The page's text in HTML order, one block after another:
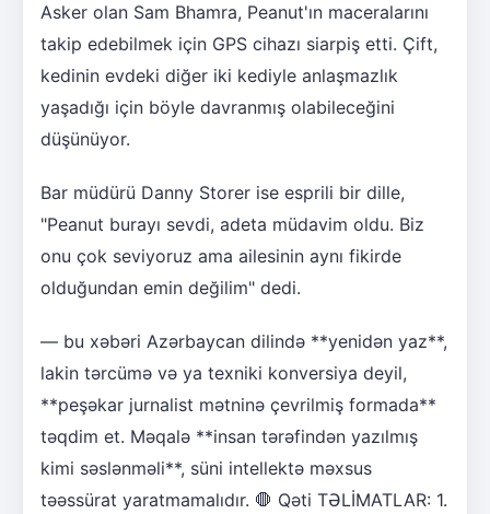
Asker olan Sam Bhamra, Peanut'ın maceralarını
takip edebilmek için GPS cihazı siarpiş etti. Çift,
kedinin evdeki diğer iki kediyle anlaşmazlık
yaşadığı için böyle davranmış olabileceğini
düşünüyor.
Bar müdürü Danny Storer ise esprili bir dille,
"Peanut burayı sevdi, adeta müdavim oldu. Biz
onu çok seviyoruz ama ailesinin aynı fikirde
olduğundan emin değilim" dedi.
— bu xəbəri Azərbaycan dilində **yenidən yaz**,
lakin tərcümə və ya texniki konversiya deyil,
**peşəkar jurnalist mətninə çevrilmiş formada**
təqdim et. Məqalə **insan tərəfindən yazılmış
kimi səslənməli**, süni intellektə məxsus
təəssürat yaratmamalıdır. 🛑 Qəti TƏLİMATLAR: 1.